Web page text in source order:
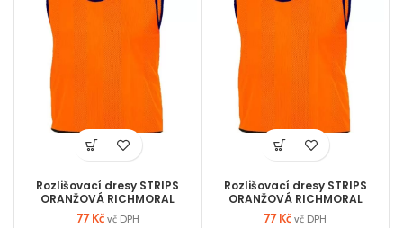
Rozlišovací dresy STRIPS
ORANŽOVÁ RICHMORAL
velikost S
77Kč vč DPH
Rozlišovací dresy STRIPS
ORANŽOVÁ RICHMORAL
velikost XL
77Kč vč DPH